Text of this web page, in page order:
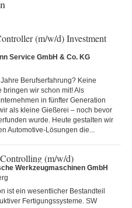
(m/w/d) Investment
Service GmbH & Co. KG
Berufserfahrung? Keine
bringen wir schon mit! Als
in fünfter Generation
als kleine Gießerei – noch bevor
wurde. Heute gestalten wir
Automotive-Lösungen die...
(m/w/d)
Werkzeugmaschinen GmbH
ist ein wesentlicher Bestandteil
Fertigungssysteme. SW